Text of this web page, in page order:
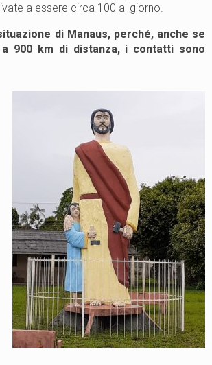
a essere circa 100 al giorno.
di Manaus, perché, anche se
900 km di distanza, i contatti sono